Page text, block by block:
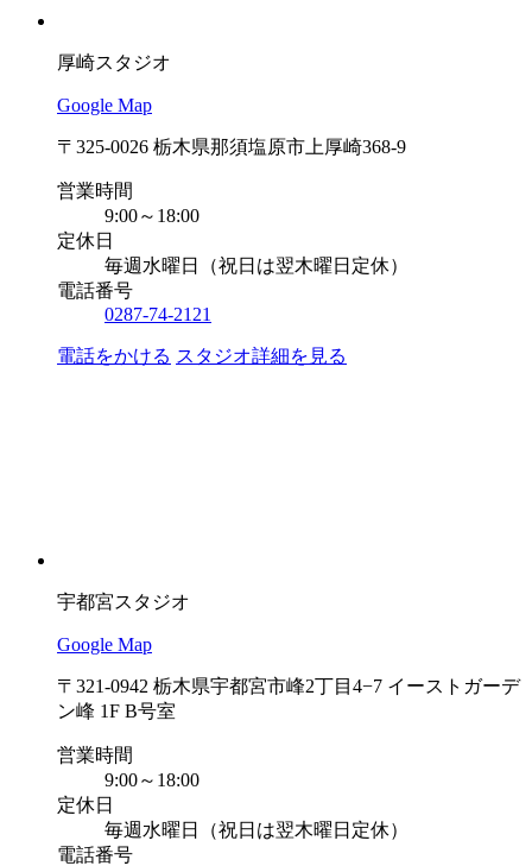
厚崎スタジオ
Google Map
〒325-0026 栃木県那須塩原市上厚崎368-9
営業時間
9:00～18:00
定休日
毎週水曜日（祝日は翌木曜日定休）
電話番号
0287-74-2121
電話をかける スタジオ詳細を見る
宇都宮スタジオ
Google Map
〒321-0942 栃木県宇都宮市峰2丁目4−7 イーストガーデ
ン峰 1F B号室
営業時間
9:00～18:00
定休日
毎週水曜日（祝日は翌木曜日定休）
電話番号